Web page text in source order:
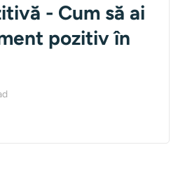
- Cum să ai
pozitiv în